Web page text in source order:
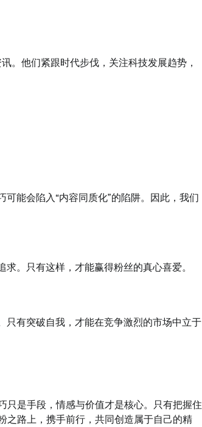
。他们紧跟时代步伐，关注科技发展趋势，
能会陷入“内容同质化”的陷阱。因此，我们
。只有这样，才能赢得粉丝的真心喜爱。
只有突破自我，才能在竞争激烈的市场中立于
只是手段，情感与价值才是核心。只有把握住
之路上，携手前行，共同创造属于自己的精